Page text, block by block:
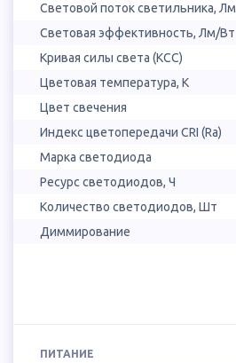
Световой поток светильника, Лм
Световая эффективность, Лм/Вт
Кривая силы света (КСС)
Цветовая температура, К
Цвет свечения
Индекс цветопередачи CRI (Ra)
Марка светодиода
Ресурс светодиодов, Ч
Количество светодиодов, Шт
Диммирование
ПИТАНИЕ